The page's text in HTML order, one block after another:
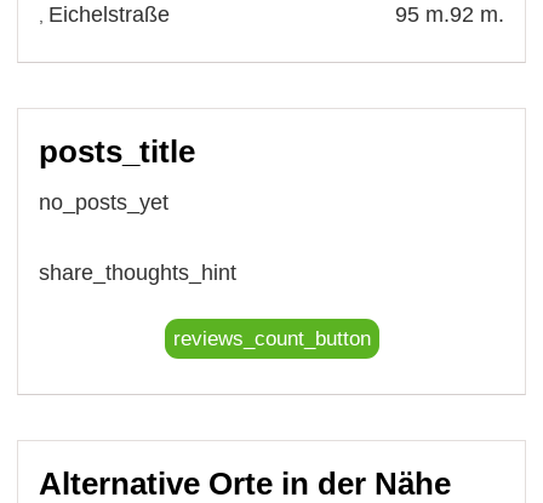
92 m.
Eichelstraße 95 m.
posts_title
no_posts_yet
share_thoughts_hint
reviews_count_button
Alternative Orte in der Nähe